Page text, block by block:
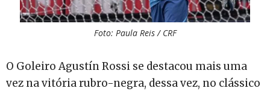
Foto: Paula Reis / CRF
O Goleiro Agustín Rossi se destacou mais uma
vez na vitória rubro-negra, dessa vez, no clássico